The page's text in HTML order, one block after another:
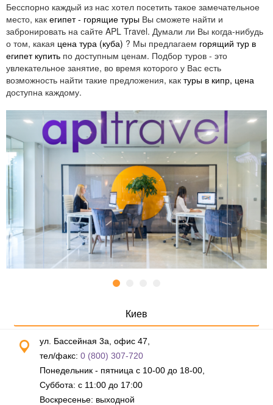
Бесспорно каждый из нас хотел посетить такое замечательное
место, как египет - горящие туры Вы сможете найти и
забронировать на сайте APL Travel. Думали ли Вы когда-нибудь
о том, какая цена тура (куба) ? Мы предлагаем горящий тур в
египет купить по доступным ценам. Подбор туров - это
увлекательное занятие, во время которого у Вас есть
возможность найти такие предложения, как туры в кипр, цена
доступна каждому.
Киев
ул. Бассейная 3а, офис 47,
тел/факс: 0 (800) 307-720
Понедельник - пятница с 10-00 до 18-00,
Суббота: с 11:00 до 17:00
Воскресенье: выходной